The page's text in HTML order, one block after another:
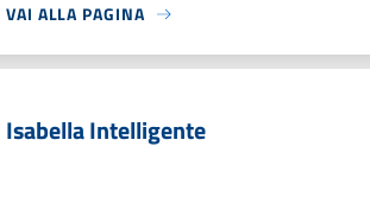
VAI ALLA PAGINA
Isabella Intelligente